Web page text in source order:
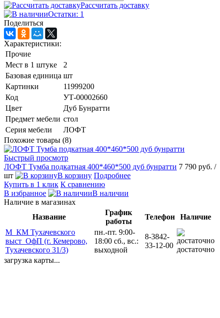
Рассчитать доставку
Остатки: 1
Поделиться
Характеристики:
Прочие
Мест в 1 штуке
2
Базовая единица шт
Картинки
11999200
Код
УТ-00002660
Цвет
Дуб Бунратти
Предмет мебели стол
Серия мебели
ЛОФТ
Похожие товары (8)
Быстрый просмотр
ЛОФТ Тумба подкатная 400*460*500 дуб бунратти 7 790 руб. /
шт
В корзину Подробнее
Купить в 1 клик К сравнению
В избранное
В наличии
Наличие в магазинах
Название
График
работы
Телефон
Наличие
М_КМ Тухачевского
выст_ОфП (г. Кемерово,
Тухачевского 31/3)
пн.-пт. 9:00-
18:00 сб., вс.:
выходной
8-3842-
33-12-00 достаточно
загрузка карты...